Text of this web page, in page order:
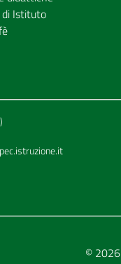
Istituto
© 2026